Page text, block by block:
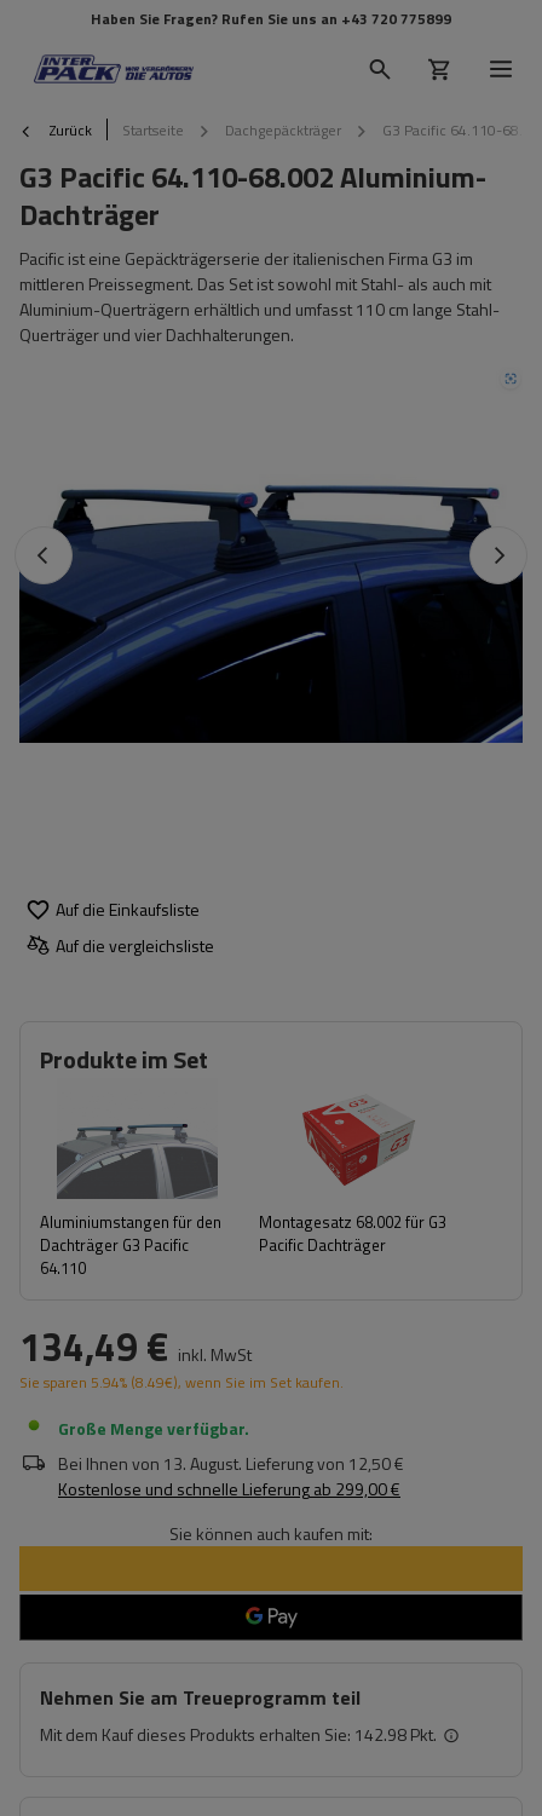
Haben Sie Fragen? Rufen Sie uns an +43 720 775899
Zurück Startseite Dachgepäckträger G3 Pacific 64.110-
G3 Pacific 64.110-68.002 Aluminium-
Dachträger
Pacific ist eine Gepäckträgerserie der italienischen Firma G3 im
mittleren Preissegment. Das Set ist sowohl mit Stahl- als auch mit
Aluminium-Querträgern erhältlich und umfasst 110 cm lange Stahl-
Querträger und vier Dachhalterungen.
Auf die Einkaufsliste
Auf die vergleichsliste
Produkte im Set
Aluminiumstangen für den
Dachträger G3 Pacific
64.110
Montagesatz 68.002 für G3
Pacific Dachträger
134,49 € inkl. MwSt
Sie sparen 5.94% (8.49€), wenn Sie im Set kaufen.
Große Menge verfügbar
Bei Ihnen von 13. August. Lieferung von 12,50 €
Kostenlose und schnelle Lieferungab 299,00 €
Sie können auch kaufen mit:
Nehmen Sie am Treueprogramm teil
Mit dem Kauf dieses Produkts erhalten Sie: 142.98 Pkt.